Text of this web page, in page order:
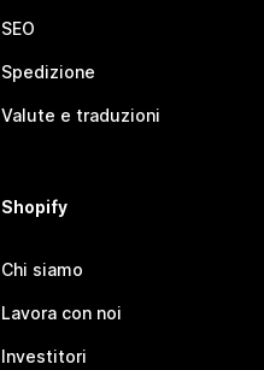
SEO
Spedizione
Valute e traduzioni
Shopify
Chi siamo
Lavora con noi
Investitori